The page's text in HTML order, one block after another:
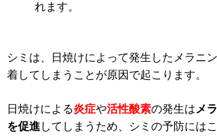
れます。
シミは、日焼けによって発生したメラニ
着してしまうことが原因で起こります。
日焼けによる炎症や活性酸素の発生は メ
を促進 してしまうため、シミの予防には